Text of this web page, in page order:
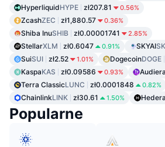
HyperliquidHYPE zł207.81 0.56%
ZcashZEC zł1,880.57 0.36%
Shiba InuSHIB zł0.00001741 2.85%
StellarXLM zł0.6047 0.91% SKYAI
SuiSUI zł2.52 1.01% DogecoinDOGE
KaspaKAS zł0.09586 0.93% Audiera
Terra ClassicLUNC zł0.0001848 0.82%
ChainlinkLINK zł30.61 1.50% Hedera
Popularne